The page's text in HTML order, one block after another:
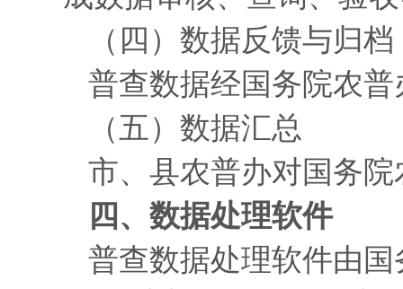
（四）数据反馈与归档
普查数据经国务院农
（五）数据汇总
市、县农普办对国务
四、数据处理软件
普查数据处理软件由